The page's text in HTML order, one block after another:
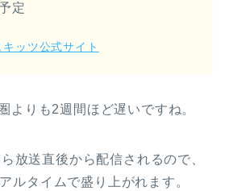
定
キッツ公式サイト
よりも2週間ほど遅いですね。
放送直後から配信されるので、
ルタイムで盛り上がれます。